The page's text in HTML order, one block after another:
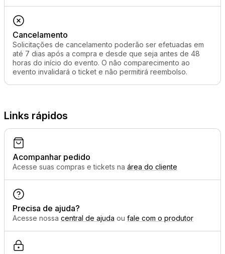
Cancelamento
Solicitações de cancelamento poderão ser efetuadas em
até 7 dias após a compra e desde que seja antes de 48
horas do início do evento. O não comparecimento ao
evento invalidará o ticket e não permitirá reembolso.
Links rápidos
Acompanhar pedido
Acesse suas compras e tickets na área do cliente
Precisa de ajuda?
Acesse nossa central de ajuda ou fale com o produtor